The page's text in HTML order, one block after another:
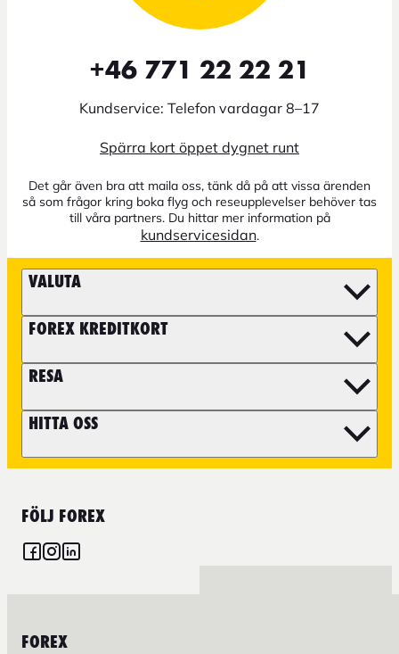
+46 771 22 22 21
Kundservice: Telefon vardagar 8–17
Spärra kort öppet dygnet runt
Det går även bra att maila oss, tänk då på att vissa ärenden
så som frågor kring boka flyg och reseupplevelser behöver tas
till våra partners. Du hittar mer information på
kundservicesidan.
VALUTA
FOREX KREDITKORT
RESA
HITTA OSS
FÖLJ FOREX
FOREX